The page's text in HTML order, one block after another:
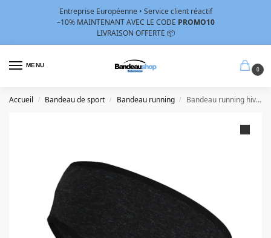
Entreprise Européenne • Service client réactif
–10% MAINTENANT AVEC LE CODE PROMO10
LIVRAISON OFFERTE 📦
MENU
0
Accueil / Bandeau de sport / Bandeau running / Bandeau running hiver